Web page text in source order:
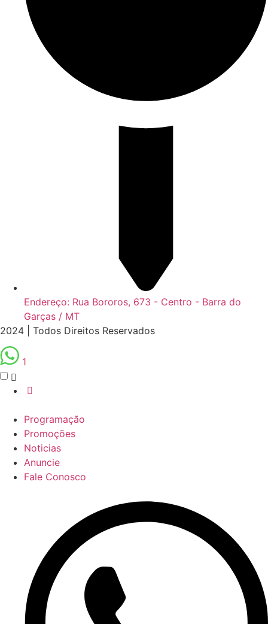
Endereço: Rua Bororos, 673 - Centro - Barra do
Garças / MT
2024 | Todos Direitos Reservados
1
Programação
Promoções
Noticias
Anuncie
Fale Conosco